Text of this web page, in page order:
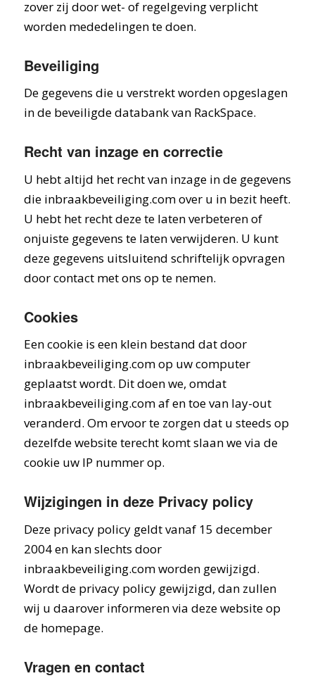
zover zij door wet- of regelgeving verplicht
worden mededelingen te doen.
Beveiliging
De gegevens die u verstrekt worden opgeslagen
in de beveiligde databank van RackSpace.
Recht van inzage en correctie
U hebt altijd het recht van inzage in de gegevens
die inbraakbeveiliging.com over u in bezit heeft.
U hebt het recht deze te laten verbeteren of
onjuiste gegevens te laten verwijderen. U kunt
deze gegevens uitsluitend schriftelijk opvragen
door contact met ons op te nemen.
Cookies
Een cookie is een klein bestand dat door
inbraakbeveiliging.com op uw computer
geplaatst wordt. Dit doen we, omdat
inbraakbeveiliging.com af en toe van lay-out
veranderd. Om ervoor te zorgen dat u steeds op
dezelfde website terecht komt slaan we via de
cookie uw IP nummer op.
Wijzigingen in deze Privacy policy
Deze privacy policy geldt vanaf 15 december
2004 en kan slechts door
inbraakbeveiliging.com worden gewijzigd.
Wordt de privacy policy gewijzigd, dan zullen
wij u daarover informeren via deze website op
de homepage.
Vragen en contact